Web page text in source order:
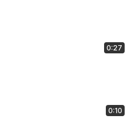
0:27
0:10